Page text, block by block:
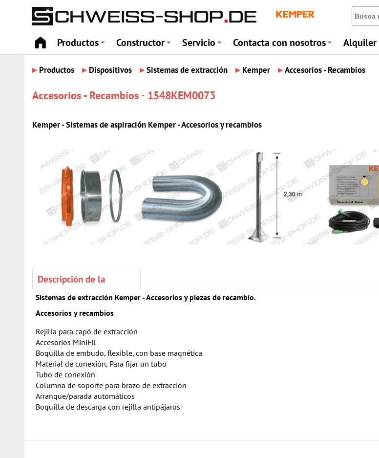
Productos Constructor Servicio Contacta con nosotros Alquiler
▸ Productos ▸ Dispositivos ▸ Sistemas de extracción ▸ Kemper ▸ Accesorios - Recambios
Accesorios - Recambios · 1548KEM0073
Kemper - Sistemas de aspiración Kemper - Accesorios y recambios
Descripción de la
Sistemas de extracción Kemper - Accesorios y piezas de recambio.
Accesorios y recambios
Rejilla para capó de extracción
Accesorios MiniFil
Boquilla de embudo, flexible, con base magnética
Material de conexión, Para fijar un tubo
Tubo de conexión
Columna de soporte para brazo de extracción
Arranque/parada automáticos
Boquilla de descarga con rejilla antipájaros